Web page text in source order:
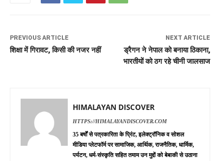
PREVIOUS ARTICLE
शिक्षा में गिरावट, किसी की नजर नहीं
NEXT ARTICLE
ड्रैगन ने नेपाल को बनाया ठिकाना,
भारतीयों को ठग रहे चीनी जालसाज
HIMALAYAN DISCOVER
HTTPS://HIMALAYANDISCOVER.COM
35 बर्षों से पत्रकारिता के प्रिंट, इलेक्ट्रॉनिक व सोशल
मीडिया प्लेटफॉर्म पर सामाजिक, आर्थिक, राजनैतिक, धार्मिक,
पर्यटन, धर्म-संस्कृति सहित तमाम उन मुद्दों को बेबाकी से उठाना